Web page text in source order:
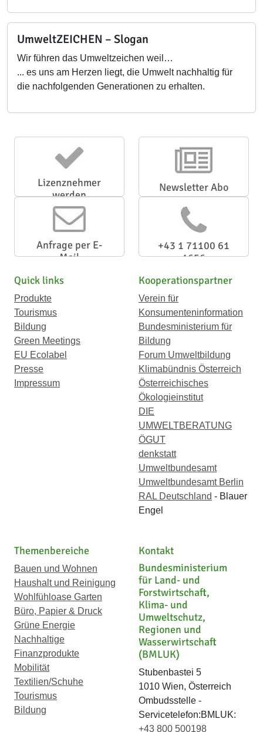
UmweltZEICHEN – Slogan
Wir führen das Umweltzeichen weil…
... es uns am Herzen liegt, die Umwelt nachhaltig für
die nachfolgenden Generationen zu erhalten.
Lizenznehmer
werden
Newsletter Abo
Anfrage per E-
Mail
+43 1 71100 61
1656
Quick links
Produkte
Tourismus
Bildung
Green Meetings
EU Ecolabel
Presse
Impressum
Kooperationspartner
Verein für
Konsumenteninformation
Bundesministerium für
Bildung
Forum Umweltbildung
Klimabündnis Österreich
Österreichisches
Ökologieinstitut
DIE
UMWELTBERATUNG
ÖGUT
denkstatt
Umweltbundesamt
Umweltbundesamt Berlin
RAL Deutschland - Blauer
Engel
Themenbereiche
Bauen und Wohnen
Haushalt und Reinigung
Wohlfühloase Garten
Büro, Papier & Druck
Grüne Energie
Nachhaltige
Finanzprodukte
Mobilität
Textilien/Schuhe
Tourismus
Bildung
Kontakt
Bundesministerium
für Land- und
Forstwirtschaft,
Klima- und
Umweltschutz,
Regionen und
Wasserwirtschaft
(BMLUK)
Stubenbastei 5
1010 Wien, Österreich
Ombudsstelle -
Servicetelefon:BMLUK:
+43 800 500198